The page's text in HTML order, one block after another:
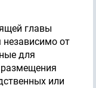
главы
от
для
или